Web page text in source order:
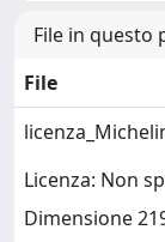
File in questo
File
Licenza: Non
Dimensione